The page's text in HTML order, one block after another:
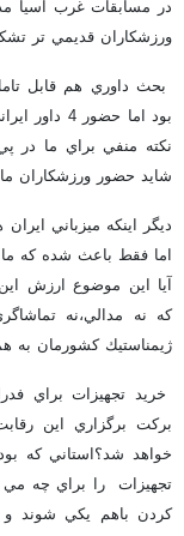
در مسابقات غرب آسيا
ورزشكاران قديمي تر
بحث داوري هم قابل
نكته منفي براي ما در
شايد حضور ورزشكاران
ديگر اينكه ميزباني
اما فقط باعث شده كه
آيا اين موضوع ارزش
كه نه مدالي،نه
ژيمناستيك كشورمان به
خريد تجهيزات براي
بركت برگزاري اين
خواهد شد؟استاني كه
تجهيزات را براي چه مي
كردن باهم يكي شوند